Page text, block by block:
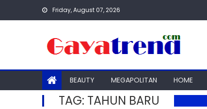
Friday, August 07, 2026
BEAUTY MEGAPOLITAN HOME
TAG: TAHUN BARU